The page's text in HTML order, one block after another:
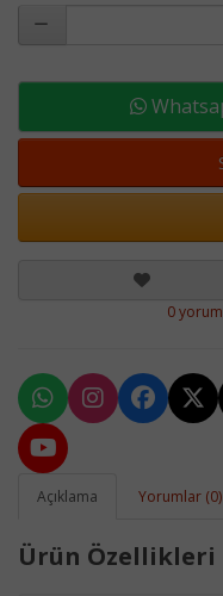
0 yorum
Açıklama Yorumlar (0)
Ürün Özellikleri